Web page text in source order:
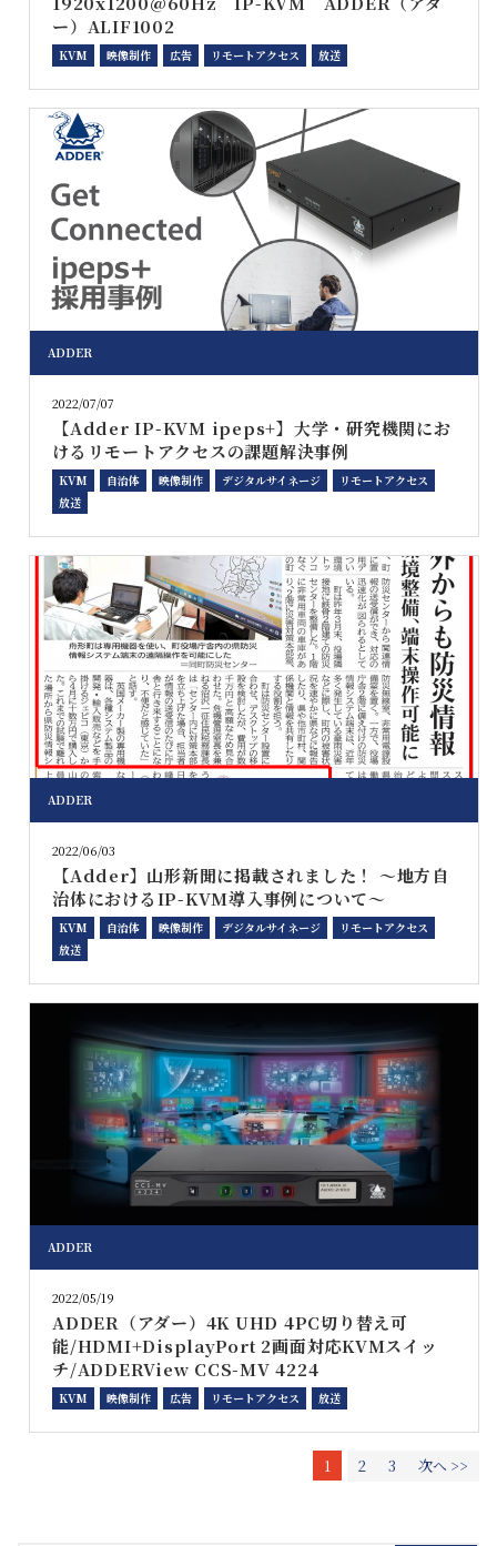
ー）ALIF1002
KVM 映像制作 広告 リモートアクセス 放送
ADDER
2022/07/07
【Adder IP-KVM ipeps+】大学・研究機関にお
けるリモートアクセスの課題解決事例
KVM 自治体 映像制作 デジタルサイネージ
リモートアクセス
放送
ADDER
2022/06/03
【Adder】山形新聞に掲載されました！ ～地方自
治体におけるIP-KVM導入事例について～
KVM 自治体 映像制作 デジタルサイネージ
リモートアクセス
放送
ADDER
2022/05/19
ADDER（アダー）4K UHD 4PC切り替え可
能/HDMI+DisplayPort 2画面対応KVMスイッ
チ/ADDERView CCS-MV 4224
KVM 映像制作 広告 リモートアクセス 放送
1 2 3 次へ >>